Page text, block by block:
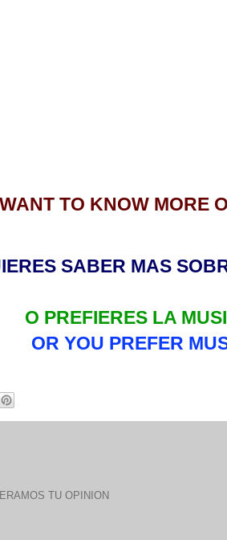
TO KNOW MORE
SABER MAS S
O PREFIERES LA
OR YOU PREFER
TU OPINION